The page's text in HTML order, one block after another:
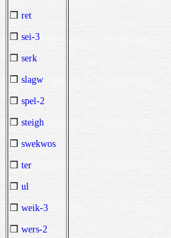
❒ ret
❒ sei-3
❒ serk
❒ slagw
❒ spel-2
❒ steigh
❒ swekwos
❒ ter
❒ ul
❒ weik-3
❒ wers-2